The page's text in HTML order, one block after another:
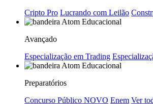
Cripto Pro Lucrando com Leilão
Avançado
Especialização em Trading
Preparatórios
Concurso Público NOVO Enem Ver